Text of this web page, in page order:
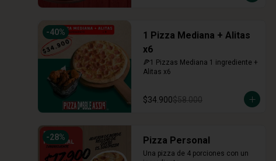
-40%
1 Pizza Mediana + Alitas
x6
🍕1 Pizzas Mediana 1 ingrediente +
Alitas x6
$34.900$58.000
-28% Pizza Personal
Una pizza de 4 porciones con un